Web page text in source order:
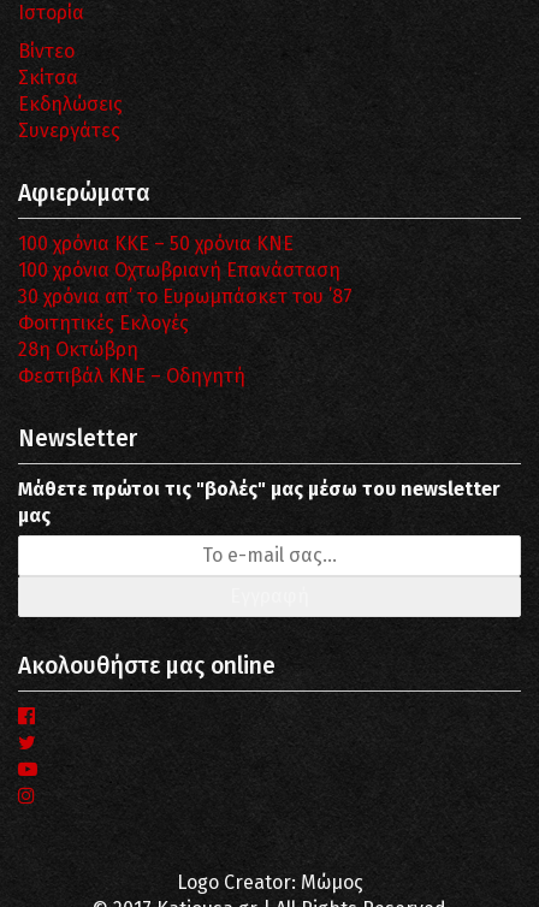
Ιστορία
Βίντεο
Σκίτσα
Εκδηλώσεις
Συνεργάτες
Αφιερώματα
100 χρόνια ΚΚΕ – 50 χρόνια ΚΝΕ
100 χρόνια Οχτωβριανή Επανάσταση
30 χρόνια απ’ το Ευρωμπάσκετ του ΄87
Φοιτητικές Εκλογές
28η Οκτώβρη
Φεστιβάλ ΚΝΕ – Οδηγητή
Newsletter
Μάθετε πρώτοι τις "βολές" μας μέσω του newsletter
μας
Ακολουθήστε μας online
Logo Creator: Μώμος